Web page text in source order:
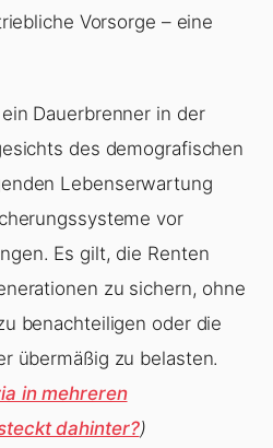
Vorsorge – eine
Dauerbrenner in der
des demografischen
Lebenserwartung
vor
Es gilt, die Renten
zu sichern, ohne
benachteiligen oder die
übermäßig zu belasten.
in mehreren
dahinter?)